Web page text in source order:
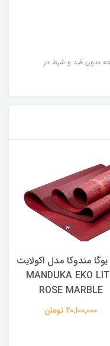
بدون قید و شرط در
مندوکا مدل اکولایت
MANDUKA EKO
ROSE MARBLE
20,100,000 تومان